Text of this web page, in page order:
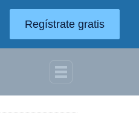
Regístrate gratis